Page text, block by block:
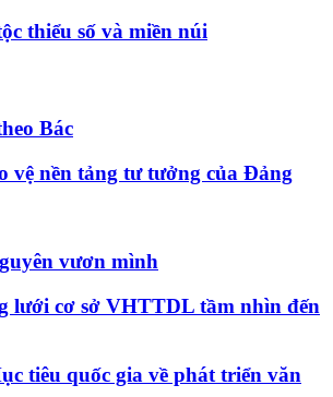
thiểu số và miền núi
Bác
vệ nền tảng tư tưởng của Đảng
vươn mình
lưới cơ sở VHTTDL tầm nhìn đến
tiêu quốc gia về phát triển văn